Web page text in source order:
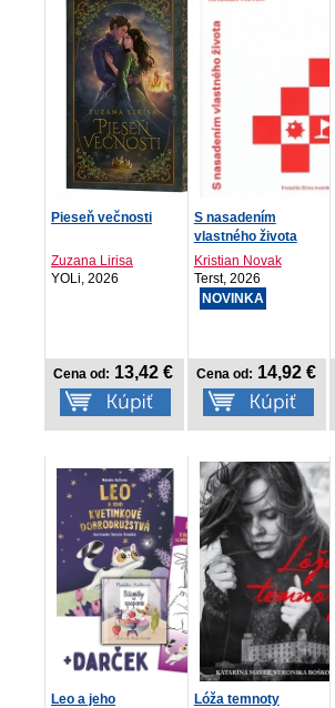
Pieseň večnosti
Zuzana Lirisa
YOLi, 2026
Cena od: 13,42 €
S nasadením
vlastného života
Kristian Novak
Terst, 2026
NOVINKA
Cena od: 14,92 €
Leo a jeho
Lóža temnoty